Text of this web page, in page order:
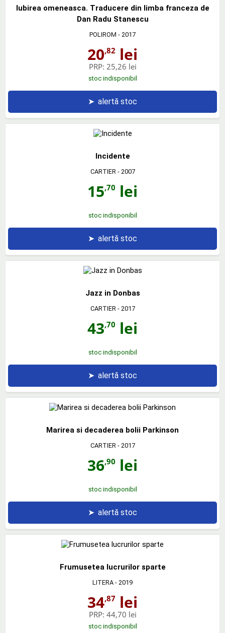
Iubirea omeneasca. Traducere din limba franceza de
Dan Radu Stanescu
POLIROM - 2017
20,82 lei
PRP: 25,26 lei
stoc indisponibil
➤ alertă stoc
Incidente
CARTIER - 2007
15,70 lei
stoc indisponibil
➤ alertă stoc
Jazz in Donbas
CARTIER - 2017
43,70 lei
stoc indisponibil
➤ alertă stoc
Marirea si decaderea bolii Parkinson
CARTIER - 2017
36,90 lei
stoc indisponibil
➤ alertă stoc
Frumusetea lucrurilor sparte
LITERA - 2019
34,87 lei
PRP: 44,70 lei
stoc indisponibil